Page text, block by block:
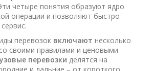
четыре понятия образуют ядро
операции и позволяют быстро
перевозок включают несколько
своими правилами и ценовыми
перевозки делятся на